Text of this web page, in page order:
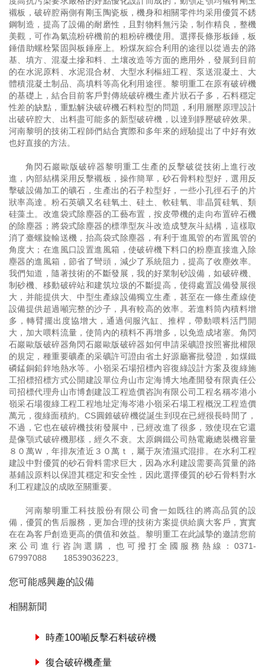
襯板，破碎腔兩側有剛玉陶瓷板，機身和相關零件均采用優質不銹
鋼制造，提高了設備的耐磨性，且對物料無污染，制作精良，整機
美觀，可作為氣流粉碎機前的粗粉碎機使用。選擇長條形板錘，板
錘借助螺栓緊固與板錘座上。粉煤灰綜合利用的途徑以從過去的路
基、填方、混凝土摻和料、土壤改造等方面的應用外，發展到目前
的在水泥原料、水泥混合材、大型水利樞紐工程、泵送混凝土、大
體積混凝土制品、高填料等高化利用途徑。黎明重工在原有破碎機
的基礎上，結合目前客戶對傳統破碎機生產片狀石子多，石料穩定
性差的缺點，重點解決破碎機石料粒型的問題，利用層壓原理設計
出破碎腔大、出料盡可能多的新型破碎機，以達到靜壓破碎效果。
河南黎明的技術工程師們結合實際和多年來的經驗提出了中好有效
也好直接的方法。
角閃石巖歐版破碎器黎明重工生產的反擊破從技術上進行改
進，內部結構采用反擊襯板，操作簡單，砂石骨料粒型好，選用反
擊破設備加工的礦石，生產出的石子粒型好，一些小孔徑石子的片
狀率高達。粉石英礦又名硅氧土、硅土、軟硅氧、非晶質硅氧、類
硅藻土。改進袋式除塵器的工藝布置，按皮帶機的走向布置碎石機
的除塵器；將袋式除塵器的標準型灰斗改造成雙灰斗結構，這樣取
消了臺螺旋輸送機，抬高袋式除塵器，有利于進風管的布置風管的
角度大；在進風口設置進風箱，使破碎機下料口的粉塵直接進入除
塵器的進風箱，節省了彎頭，減少了系統阻力，提高了收塵效率。
我們知道，隨著技術的不斷發展，我的好業制砂設備，如破碎機、
制砂機、移動破碎站和建筑垃圾的不斷提高，使得處置設備發展很
大，并能提供大、中型生產線設備獨立生產，甚至在一條生產線使
設備提供超過噸完整的沙子，具有較高的效率。若進料筒內積料增
多，轉臂擺出度協增大，通過伺服汽缸、推桿，帶動喂料活門開
大，加大喂料流量，使筒內的積料不再增多，以免造成堵塞。角閃
石巖歐版破碎器角閃石巖歐版破碎器如何申請采礦證按照審批權限
的規定，種重要礦產的采礦許可證由省土好源廳審批發證，如煤鐵
磷錳銅鉛鋅地熱水等。小嶺采石場招標內容復綠設計方案及復綠施
工招標招標方式公開建設單位舟山市定海博大地產開發有限責任公
司招標代理舟山市博創建設工程造價咨詢有限公司工程名稱岑港小
嶺采石場復綠工程工程地址定海岑港小嶺采石場工程概況工程造價
萬元，復綠面積約。CS圓錐破碎機從誕生到現在已經很長時間了，
不過，它也在破碎機技術發展中，已經改進了很多，致使現在它還
是像顎式破碎機那樣，經久不衰。太原鋼鐵公司熱電廠總裝機容量
８０萬Ｗ，年排灰渣近３０萬ｔ，屬于灰渣濕式混排。在水利工程
建設中對優質的砂石骨料需求巨大，因為水利建設需要高質量的路
基鋪設原料以保證其穩定和安全性，因此選擇優質的砂石骨料對水
利工程建設的成敗至關重要。
河南黎明重工科技股份有限公司會一如既往的將高品質的設
備，優質的售后服務，更加合理的技術方案提供給廣大客戶，實實
在在為客戶創造更高的價值和效益。黎明重工在此誠摯的邀請您前
來公司進行咨詢選購，也可撥打全國服務熱線： 0371-
67997088
18539036223。
您可能感興趣的設備
相關新聞
時產100噸反擊石料破碎機
復合破碎機產量